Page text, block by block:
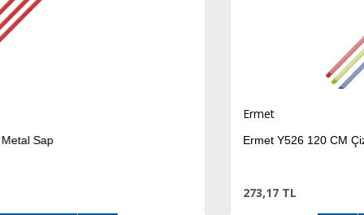
Ermet Y526 120 CM Çizgili Metal Sap Asorti